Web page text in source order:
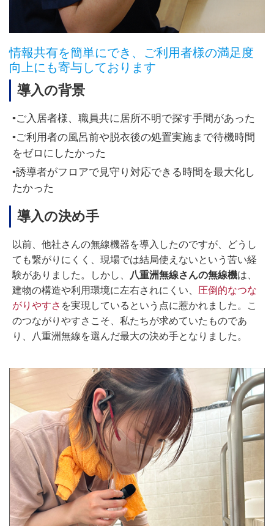
情報共有を簡単にでき、ご利用者様の満足度
向上にも寄与しております
導入の背景
•ご入居者様、職員共に居所不明で探す手間があった
•ご利用者の風呂前や脱衣後の処置実施まで待機時間
をゼロにしたかった
•誘導者がフロアで見守り対応できる時間を最大化し
たかった
導入の決め手
以前、他社さんの無線機器を導入したのですが、どうし
ても繋がりにくく、現場では結局使えないという苦い経
験がありました。しかし、 八重洲無線さんの無線機は、
建物の構造や利用環境に左右されにくい、 圧倒的なつな
がりやすさ を実現しているという点に惹かれました。こ
のつながりやすさこそ、私たちが求めていたものであ
り、八重洲無線を選んだ最大の決め手となりました。